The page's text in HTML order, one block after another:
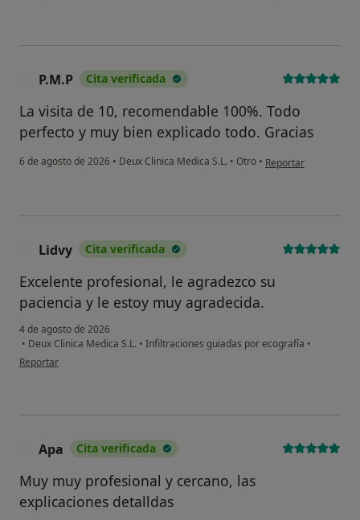
P.M.P Cita verificada
La visita de 10, recomendable 100%. Todo
perfecto y muy bien explicado todo. Gracias
6 de agosto de 2026 • Deux Clinica Medica S.L. • Otro • en opinión del
Reportar
Lidvy Cita verificada
Excelente profesional, le agradezco su
paciencia y le estoy muy agradecida.
4 de agosto de 2026
• Deux Clinica Medica S.L. • Infiltraciones guiadas por ecografía •
en opinión del usuario Lidvy
Reportar
Apa Cita verificada
Muy muy profesional y cercano, las
explicaciones detalldas